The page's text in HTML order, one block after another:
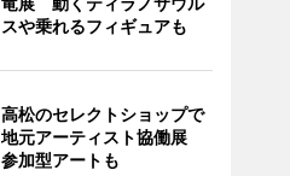
スや乗れるフィギュアも
高松のセレクトショップで
地元アーティスト協働展
参加型アートも